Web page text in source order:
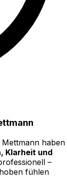
haben
Klarheit und
–
fühlen